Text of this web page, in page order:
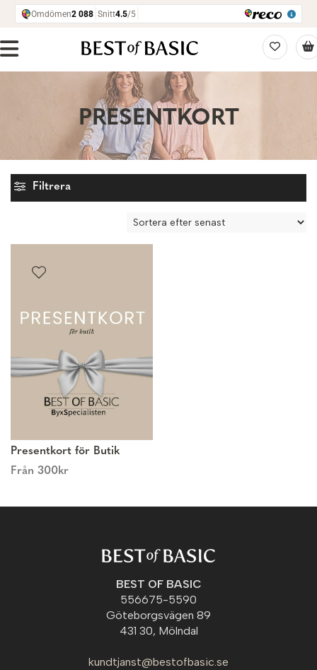
PRESENTKORT
Filtrera
Presentkort för Butik
Från 300kr
BEST OF BASIC
556675-5590
Göteborgsvägen 89
431 30, Mölndal
kundtjanst@bestofbasic.se